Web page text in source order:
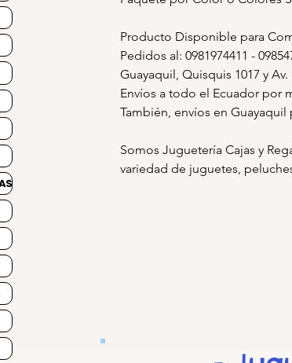
Producto Disponible para
Pedidos al: 0981974411 -
Guayaquil, Quisquis 1017 y
Envíos a todo el Ecuador por
También, envíos en
Somos Juguetería Cajas y
variedad de juguetes,